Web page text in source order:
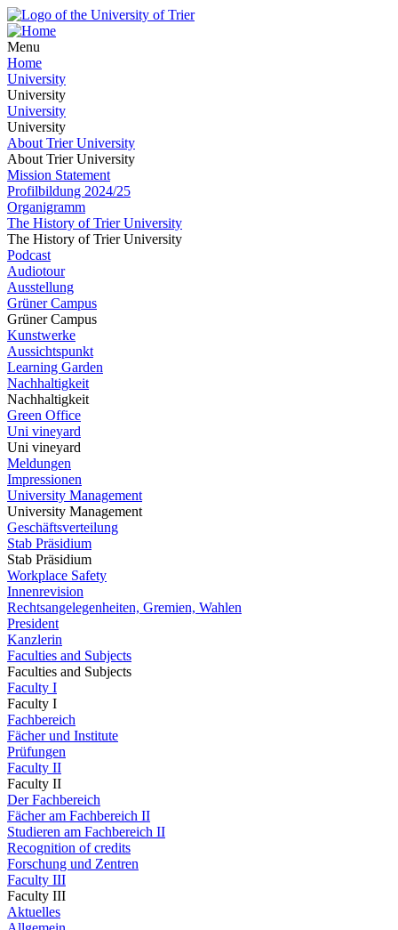
Menu
Home
University
University
University
University
About Trier University
About Trier University
Mission Statement
Profilbildung 2024/25
Organigramm
The History of Trier University
The History of Trier University
Podcast
Audiotour
Ausstellung
Grüner Campus
Grüner Campus
Kunstwerke
Aussichtspunkt
Learning Garden
Nachhaltigkeit
Nachhaltigkeit
Green Office
Uni vineyard
Uni vineyard
Meldungen
Impressionen
University Management
University Management
Geschäftsverteilung
Stab Präsidium
Stab Präsidium
Workplace Safety
Innenrevision
Rechtsangelegenheiten, Gremien, Wahlen
President
Kanzlerin
Faculties and Subjects
Faculties and Subjects
Faculty I
Faculty I
Fachbereich
Fächer und Institute
Prüfungen
Faculty II
Faculty II
Der Fachbereich
Fächer am Fachbereich II
Studieren am Fachbereich II
Recognition of credits
Forschung und Zentren
Faculty III
Faculty III
Aktuelles